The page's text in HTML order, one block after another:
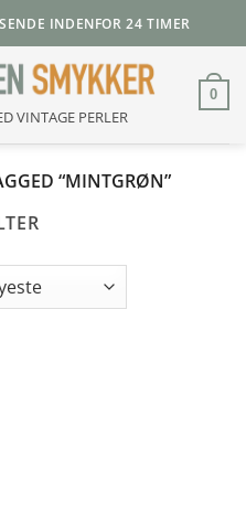
INDENFOR 24 TIMER
VINTAGE PERLER
0
“MINTGRØN”